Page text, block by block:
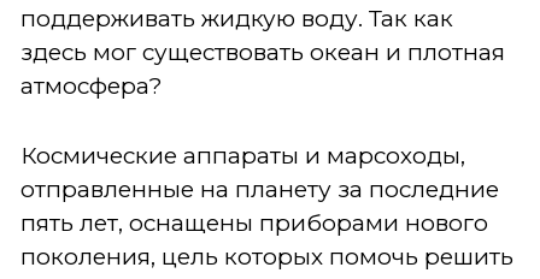
поддерживать жидкую воду. Так как
здесь мог существовать океан и плотная
атмосфера?
Космические аппараты и марсоходы,
отправленные на планету за последние
пять лет, оснащены приборами нового
поколения, цель которых помочь решить